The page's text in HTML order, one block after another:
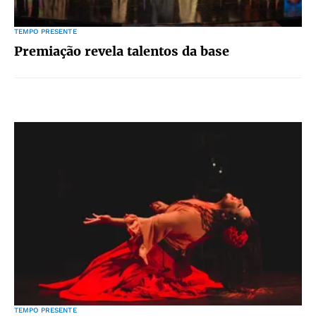
TEMPO PRESENTE
Premiação revela talentos da base
TEMPO PRESENTE